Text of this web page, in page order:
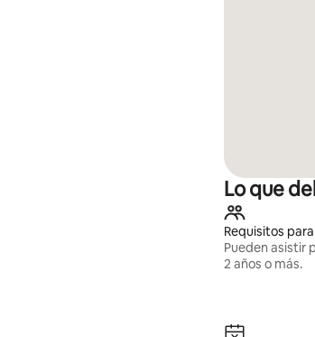
Lo que
Requisitos
Pueden asistir
2 años o más.